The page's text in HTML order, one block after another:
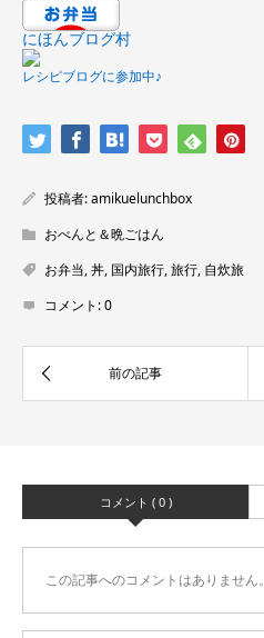
にほんブログ村
レシピブログに参加中♪
投稿者:amikuelunchbox
おべんと＆晩ごはん
お弁当,丼, 国内旅行,旅行, 自炊旅
コメント:0
コメント ( 0 )
この記事へのコメントはありません。